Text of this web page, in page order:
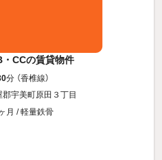
CCの賃貸物件
分 （香椎線）
郡宇美町原田３丁目
月 / 軽量鉄骨